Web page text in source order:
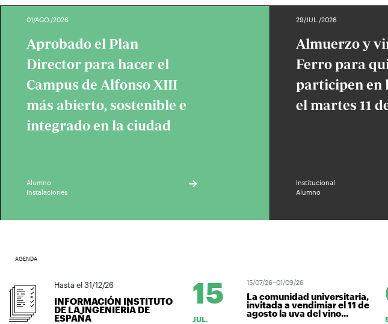
01/AGO./2026
Aprobado el Plan
Director para hacer el
Campus de Alfonso XIII
más abierto, sostenible e
integrado en la ciudad
Alumno
Instalaciones
29/JUL./2026
Almuerzo y
Ferro para
participen en
el martes 11
Institucional
Alumno
AGENDA
Hasta el 31/12/26
INFORMACIÓN INSTITUTO
DE LA INGENIERÍA DE
ESPAÑA
15
JUL.
15/07/26–01/09/26
La comunidad universitaria,
invitada a vendimiar el 11 de
agosto la uva del vino...
SEP.